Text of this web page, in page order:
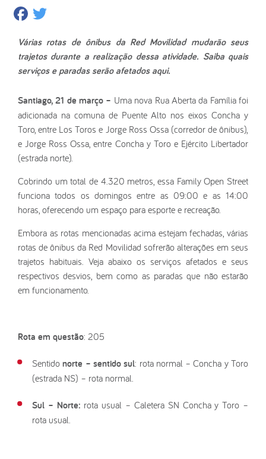
Facebook
Várias rotas de ônibus da Red Movilidad mudarão seus
trajetos durante a realização dessa atividade. Saiba quais
serviços e paradas serão afetados aqui.
Santiago, 21 de março – Uma nova Rua Aberta da Família foi
adicionada na comuna de Puente Alto nos eixos Concha y
Toro, entre Los Toros e Jorge Ross Ossa (corredor de ônibus),
e Jorge Ross Ossa, entre Concha y Toro e Ejército Libertador
(estrada norte).
Cobrindo um total de 4.320 metros, essa Family Open Street
funciona todos os domingos entre as 09:00 e as 14:00
horas, oferecendo um espaço para esporte e recreação.
Embora as rotas mencionadas acima estejam fechadas, várias
rotas de ônibus da Red Movilidad sofrerão alterações em seus
trajetos habituais. Veja abaixo os serviços afetados e seus
respectivos desvios, bem como as paradas que não estarão
em funcionamento.
Rota em questão: 205
Sentidonorte – sentido sul: rota normal – Concha y Toro
(estrada NS) – rota normal.
Sul – Norte: rota usual – Caletera SN Concha y Toro –
rota usual.